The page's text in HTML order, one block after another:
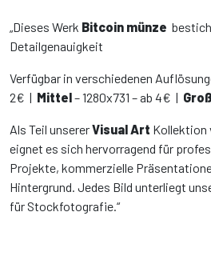
„Dieses Werk Bitcoin münze
Detailgenauigkeit
Verfügbar in verschiedenen
2€ | Mittel– 1280x731 – ab 4€ | Groß
Als Teil unsererVisual Art Kollektion
eignet es sich hervorragend für
Projekte, kommerzielle
Hintergrund. Jedes Bild unterliegt
für Stockfotografie.“